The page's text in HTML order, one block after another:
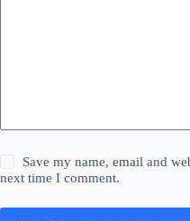
Save my name, email and
next time I comment.